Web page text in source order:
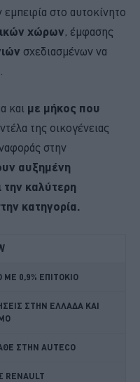
στο αυτοκίνητο
χώρων, έμφασης
σχεδιασμένων να
και με μήκος που
της οικογένειας
στην
αυξημένη
την καλύτερη
κατηγορία.
ΜΕ 0,9% ΕΠΙΤΟΚΙΟ
ΣΤΗΝ ΕΛΛΑΔΑ ΚΑΙ
ΣΤΗΝ ΑUTECO
RENAULT